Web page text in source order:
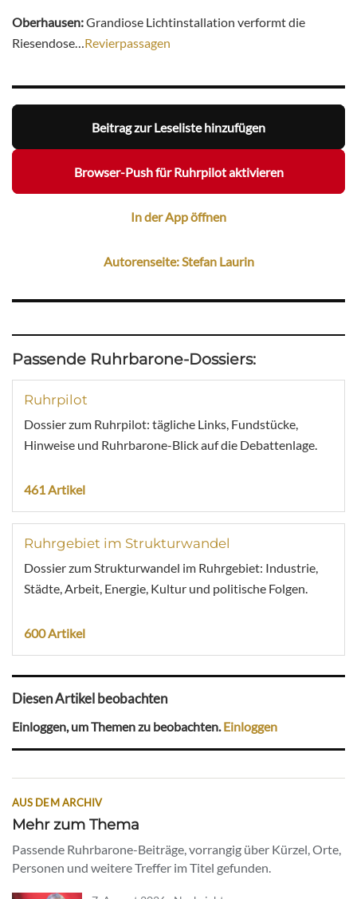
Oberhausen:Grandiose Lichtinstallation verformt die
Riesendose…Revierpassagen
Beitrag zur Leseliste hinzufügen
Browser-Push für Ruhrpilot aktivieren
In der App öffnen
Autorenseite: Stefan Laurin
Passende Ruhrbarone-Dossiers:
Ruhrpilot
Dossier zum Ruhrpilot: tägliche Links, Fundstücke,
Hinweise und Ruhrbarone-Blick auf die Debattenlage.
461 Artikel
Ruhrgebiet im Strukturwandel
Dossier zum Strukturwandel im Ruhrgebiet: Industrie,
Städte, Arbeit, Energie, Kultur und politische Folgen.
600 Artikel
Diesen Artikel beobachten
Einloggen, um Themen zu beobachten.Einloggen
AUS DEM ARCHIV
Mehr zum Thema
Passende Ruhrbarone-Beiträge, vorrangig über Kürzel, Orte,
Personen und weitere Treffer im Titel gefunden.